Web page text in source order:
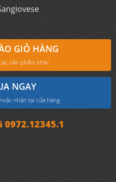
GIỎ HÀNG
sản phẩm khác
NGAY
nhận tại cửa hàng
0972.12345.1